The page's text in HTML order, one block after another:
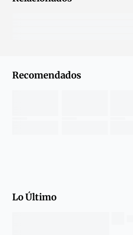
Recomendados
Lo Último